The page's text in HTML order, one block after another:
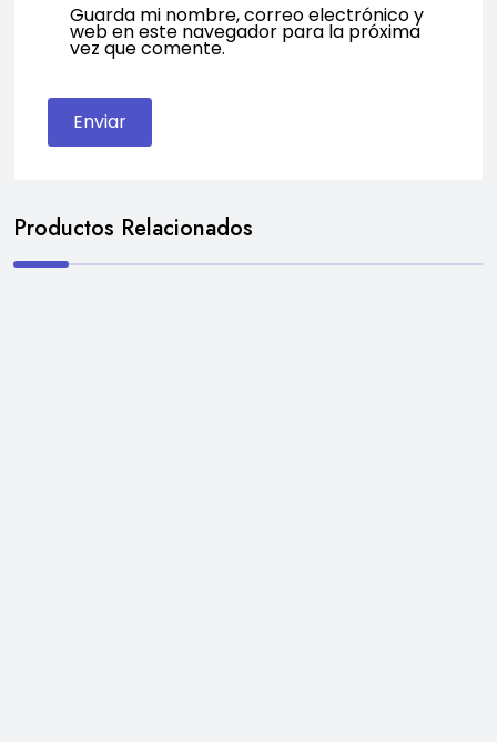
Guarda mi nombre, correo electrónico y
web en este navegador para la próxima
vez que comente.
Productos Relacionados